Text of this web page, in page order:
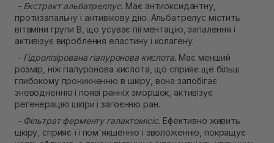
- Екстракт альбатреллус. Має антиоксидантну,
протизапальну і антивікову дію. Альбатрелус містить
вітаміни групи B, що усуває пігментацію, запалення і
активізує вироблення еластину і колагену.
- Гідролізірована гіалуронова кислота. Має менший
розмір, ніж гіалуронова кислота, що сприяє ще більш
глибокому проникненню в шкіру, вона запобігає
зневодненню і появі ранніх зморшок, активізує
регенерацію шкіри і загоєнню ран.
- Фільтрат ферменту галактомісіс. Ефективно живить
шкіру, сприяє її пом'якшенню і зволоженню, покращує